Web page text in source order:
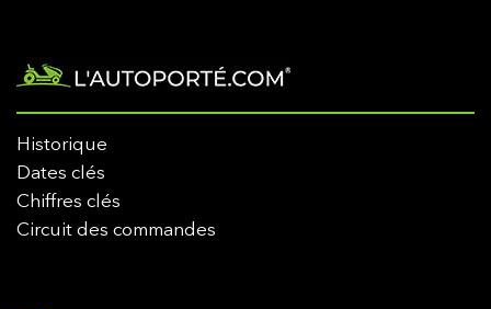
Historique
Dates clés
Chiffres clés
Circuit des commandes